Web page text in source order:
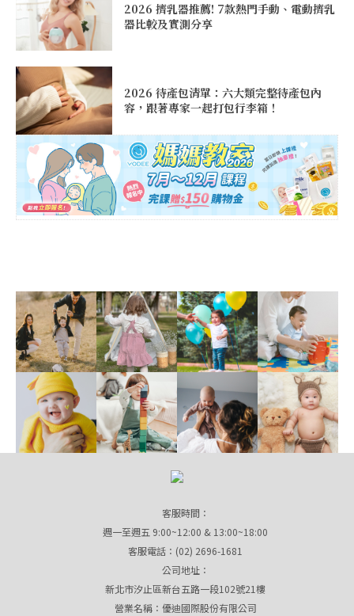
2026 擠乳器推薦! 7款熱門手動、電動擠乳
器比較及實測分享
2026 待產包清單：六大類完整待產包內
容，跟著專家一起打包行李箱！
客服時間：
週一至週五 9:00~12:00 & 13:00~18:00
客服電話：(02) 2696-1681
公司地址：
新北市汐止區新台五路一段102號21樓
營業名稱：優迪國際股份有限公司